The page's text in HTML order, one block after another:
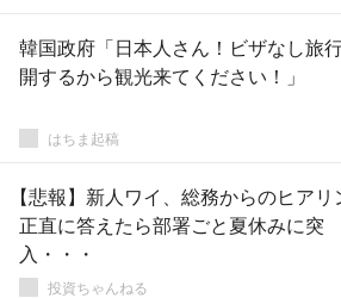
韓国政府「日本人さん！ビザなし旅
開するから観光来てください！」
はちま起稿
【悲報】新人ワイ、総務からのヒアリ
正直に答えたら部署ごと夏休みに突
入・・・
投資ちゃんねる